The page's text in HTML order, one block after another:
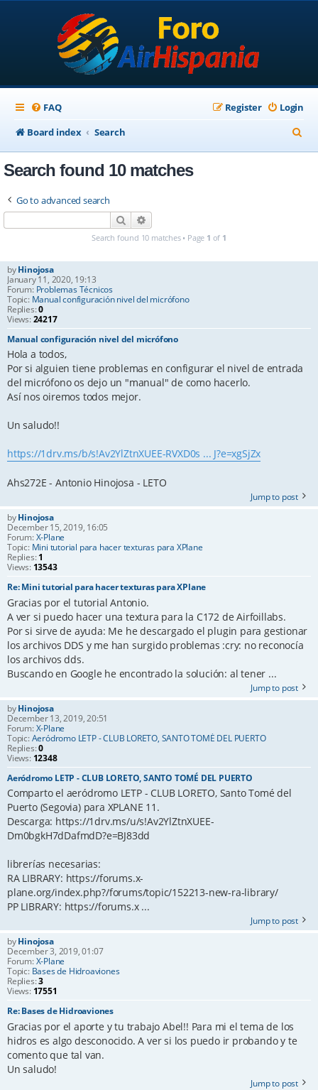
FAQ Login
Register
Board index
Search
e
Search found 10 matches
Go to advanced search
Search
Search found 10 matches • Page 1 of 1
byHinojosa
January 11, 2020, 19:13
Forum: Problemas Técnicos
Topic: Manual configuración nivel del micrófono
Replies:0
Views:24217
Manual configuración nivel del micrófono
Hola a todos,
Por si alguien tiene problemas en configurar el nivel de entrada
del micrófono os dejo un "manual" de como hacerlo.
Así nos oiremos todos mejor.
Un saludo!!
https://1drv.ms/b/s!Av2YlZtnXUEE-RVXD0s ... J?e=xgSjZx
Ahs272E - Antonio Hinojosa - LETO
Jump to post
byHinojosa
December 15, 2019, 16:05
Forum:X-Plane
Topic: Mini tutorial para hacer texturas para XPlane
Replies:1
Views: 13543
Re: Mini tutorial para hacer texturas para XPlane
Gracias por el tutorial Antonio.
A ver si puedo hacer una textura para la C172 de Airfoillabs.
Por si sirve de ayuda: Me he descargado el plugin para gestionar
los archivos DDS y me han surgido problemas :cry: no reconocía
los archivos dds.
Buscando en Google he encontrado la solución: al tener ...
Jump to post
byHinojosa
December 13, 2019, 20:51
Forum:X-Plane
Topic:Aeródromo LETP - CLUB LORETO, SANTO TOMÉ DEL PUERTO
Replies:0
Views: 12348
Aeródromo LETP - CLUB LORETO, SANTO TOMÉ DEL PUERTO
Comparto el aeródromo LETP - CLUB LORETO, Santo Tomé del
Puerto (Segovia) para XPLANE 11.
Descarga: https://1drv.ms/u/s!Av2YlZtnXUEE-
Dm0bgkH7dDafmdD?e=BJ83dd
librerías necesarias:
RA LIBRARY: https://forums.x-
plane.org/index.php?/forums/topic/152213-new-ra-library/
PP LIBRARY: https://forums.x ...
Jump to post
byHinojosa
December 3, 2019, 01:07
Forum:X-Plane
Topic: Bases de Hidroaviones
Replies:3
Views: 17551
Re: Bases de Hidroaviones
Gracias por el aporte y tu trabajo Abel!! Para mi el tema de los
hidros es algo desconocido. A ver si los puedo ir probando y te
comento que tal van.
Un saludo!
Jump to post